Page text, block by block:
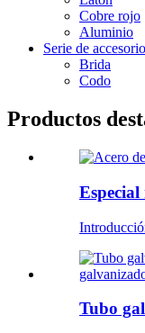
Cobre rojo
Aluminio
Serie de
Brida
Codo
Productos
Tubo